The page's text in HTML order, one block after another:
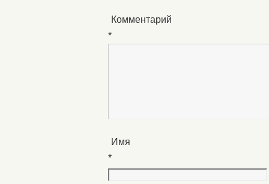
Комментарий
*
Имя
*